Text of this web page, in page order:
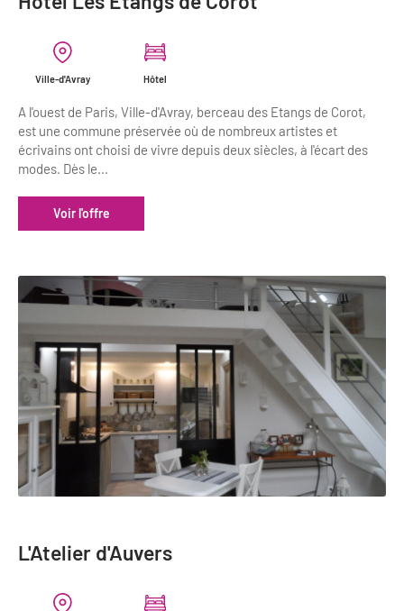
Le Label Villes et Villages Fleuris
L'organisation du label
S'investir dans le label
Remise des Prix
Institutionnels du tourisme
Grands Evènements
Ville-d'Avray Hôtel
A l'ouest de Paris, Ville-d'Avray, berceau des Etangs de Corot,
est une commune préservée où de nombreux artistes et
écrivains ont choisi de vivre depuis deux siècles, à l'écart des
modes. Dès le...
Voir l'offre
L'Atelier d'Auvers